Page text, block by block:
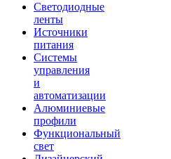
Светодиодные
ленты
Источники
питания
Системы
управления
и
автоматизации
Алюминиевые
профили
Функциональный
свет